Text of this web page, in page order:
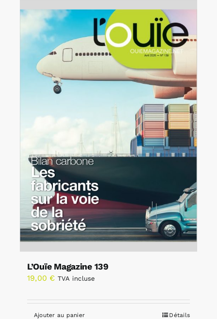
L’Ouïe Magazine 139
19,00 € TVA incluse
Ajouter au panier Détails